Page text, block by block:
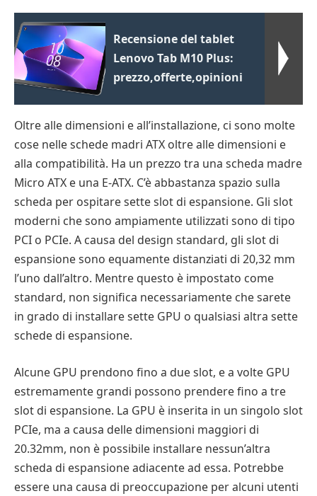
Recensione del tablet
Lenovo Tab M10 Plus:
prezzo,offerte,opinioni
Oltre alle dimensioni e all’installazione, ci sono molte
cose nelle schede madri ATX oltre alle dimensioni e
alla compatibilità. Ha un prezzo tra una scheda madre
Micro ATX e una E-ATX. C’è abbastanza spazio sulla
scheda per ospitare sette slot di espansione. Gli slot
moderni che sono ampiamente utilizzati sono di tipo
PCI o PCIe. A causa del design standard, gli slot di
espansione sono equamente distanziati di 20,32 mm
l’uno dall’altro. Mentre questo è impostato come
standard, non significa necessariamente che sarete
in grado di installare sette GPU o qualsiasi altra sette
schede di espansione.
Alcune GPU prendono fino a due slot, e a volte GPU
estremamente grandi possono prendere fino a tre
slot di espansione. La GPU è inserita in un singolo slot
PCIe, ma a causa delle dimensioni maggiori di
20.32mm, non è possibile installare nessun’altra
scheda di espansione adiacente ad essa. Potrebbe
essere una causa di preoccupazione per alcuni utenti